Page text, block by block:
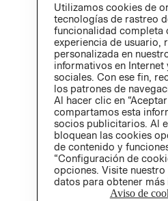
Utilizamos cookies de
tecnologías de rastreo
funcionalidad completa
experiencia de usuario,
personalizada en
informativos en Internet
sociales. Con ese fin,
los patrones de
Al hacer clic en
compartamos esta
socios publicitarios. Al
bloquean las cookies
de contenido y
“Configuración de
opciones. Visite
datos para obtener más
Aviso de